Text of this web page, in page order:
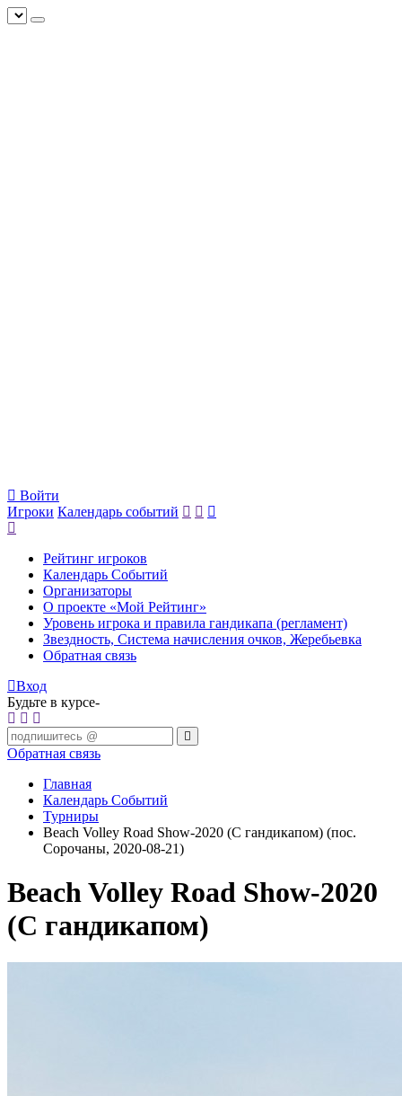
Войти
Игроки Календарь событий
Рейтинг игроков
Календарь Событий
Организаторы
О проекте «Мой Рейтинг»
Уровень игрока и правила гандикапа (регламент)
Звездность, Система начисления очков, Жеребьевка
Обратная связь
Вход
Будьте в курсе-
Обратная связь
Главная
Календарь Событий
Турниры
Beach Volley Road Show-2020 (С гандикапом) (пос.
Сорочаны, 2020-08-21)
Beach Volley Road Show-2020
(С гандикапом)